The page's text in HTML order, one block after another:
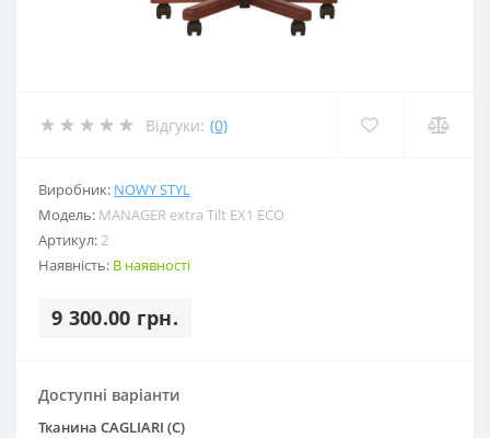
Відгуки: (0)
Виробник: NOWY STYL
Модель: MANAGER extra Tilt EX1 ECO
Артикул:2
Наявність: В наявності
9 300.00 грн.
Доступні варіанти
Тканина CAGLIARI (С)